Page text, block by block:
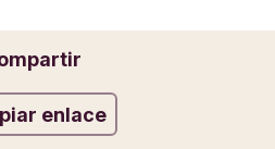
electrónico
enlace